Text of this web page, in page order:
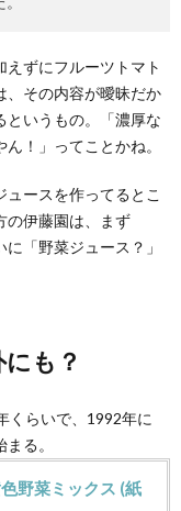
ずにフルーツトマト
、その内容が曖昧だか
というもの。「濃厚な
！」ってことかね。
ースを作ってるとこ
の伊藤園は、まず
「野菜ジュース？」
も？
くらいで、1992年に
る。
野菜ミックス (紙